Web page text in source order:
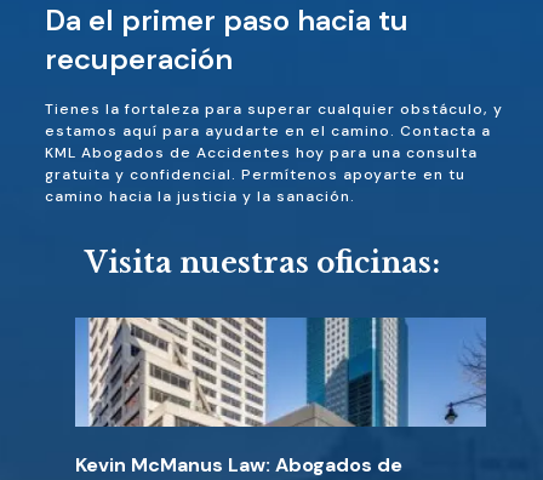
Da el primer paso hacia tu
recuperación
Tienes la fortaleza para superar cualquier obstáculo, y
estamos aquí para ayudarte en el camino. Contacta a
KML Abogados de Accidentes hoy para una consulta
gratuita y confidencial. Permítenos apoyarte en tu
camino hacia la justicia y la sanación.
Visita nuestras oficinas:
Kevin McManus Law: Abogados de